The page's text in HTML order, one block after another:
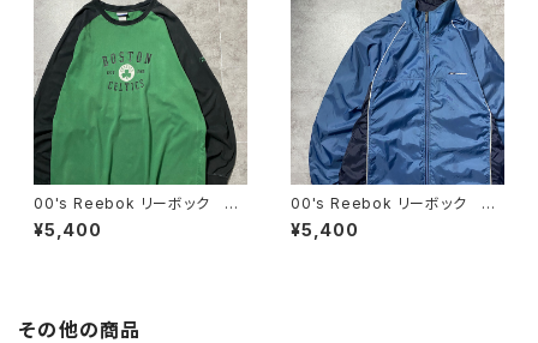
00's Reebok リーボック NB
A ボストン・セルティックス プ
リント アーム刺繍 ラグラン
¥5,400
00's Reebok リーボック 刺
繍ワンポイント ベクターロ
ゴ ナイロンジャケット
¥5,400
その他の商品